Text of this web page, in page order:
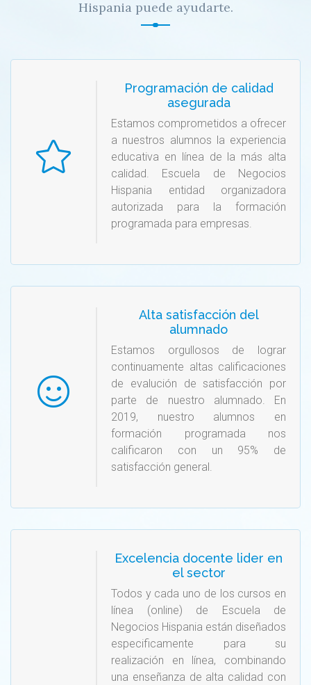
Hispania puede ayudarte.
Programación de calidad
asegurada
Estamos comprometidos a ofrecer
a nuestros alumnos la experiencia
educativa en línea de la más alta
calidad. Escuela de Negocios
Hispania entidad organizadora
autorizada para la formación
programada para empresas.
Alta satisfacción del
alumnado
Estamos orgullosos de lograr
continuamente altas calificaciones
de evalución de satisfacción por
parte de nuestro alumnado. En
2019, nuestro alumnos en
formación programada nos
calificaron con un 95% de
satisfacción general.
Excelencia docente lider en
el sector
Todos y cada uno de los cursos en
línea (online) de Escuela de
Negocios Hispania están diseñados
especificamente para su
realización en línea, combinando
una enseñanza de alta calidad con